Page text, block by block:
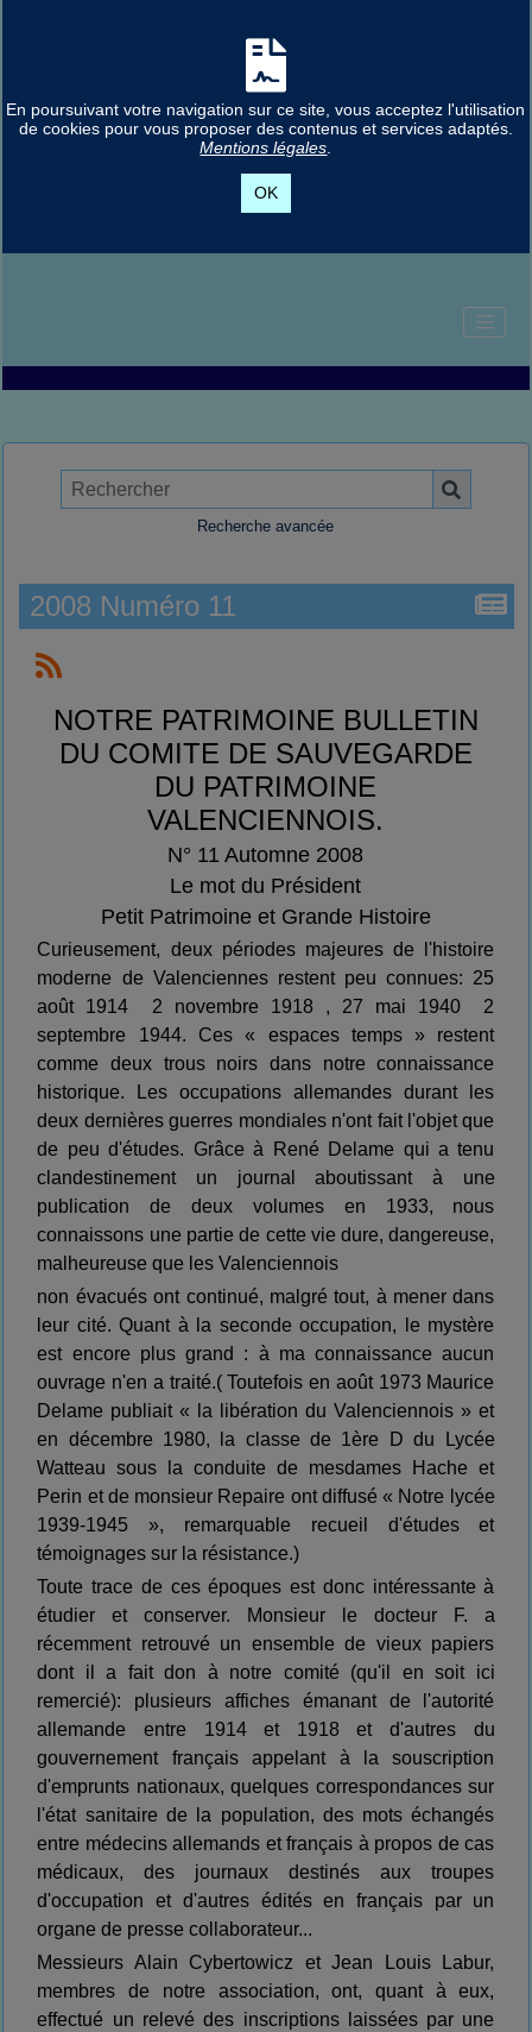
En poursuivant votre navigation sur ce site, vous acceptez l'utilisation
de cookies pour vous proposer des contenus et services adaptés.
Mentions légales
OK
Recherche avancée
2008 Numéro 11
NOTRE PATRIMOINE BULLETIN
DU COMITE DE SAUVEGARDE
DU PATRIMOINE
VALENCIENNOIS.
N° 11 Automne 2008
Le mot du Président
Petit Patrimoine et Grande Histoire
Curieusement, deux périodes majeures de l'histoire
moderne de Valenciennes restent peu connues: 25
août 1914  2 novembre 1918 , 27 mai 1940  2
septembre 1944. Ces « espaces temps » restent
comme deux trous noirs dans notre connaissance
historique. Les occupations allemandes durant les
deux dernières guerres mondiales n'ont fait l'objet que
de peu d'études. Grâce à René Delame qui a tenu
clandestinement un journal aboutissant à une
publication de deux volumes en 1933, nous
connaissons une partie de cette vie dure, dangereuse,
malheureuse que les Valenciennois
non évacués ont continué, malgré tout, à mener dans
leur cité. Quant à la seconde occupation, le mystère
est encore plus grand : à ma connaissance aucun
ouvrage n'en a traité.( Toutefois en août 1973 Maurice
Delame publiait « la libération du Valenciennois » et
en décembre 1980, la classe de 1ère D du Lycée
Watteau sous la conduite de mesdames Hache et
Perin et de monsieur Repaire ont diffusé « Notre lycée
1939-1945 », remarquable recueil d'études et
témoignages sur la résistance.)
Toute trace de ces époques est donc intéressante à
étudier et conserver. Monsieur le docteur F. a
récemment retrouvé un ensemble de vieux papiers
dont il a fait don à notre comité (qu'il en soit ici
remercié): plusieurs affiches émanant de l'autorité
allemande entre 1914 et 1918 et d'autres du
gouvernement français appelant à la souscription
d'emprunts nationaux, quelques correspondances sur
l'état sanitaire de la population, des mots échangés
entre médecins allemands et français à propos de cas
médicaux, des journaux destinés aux troupes
d'occupation et d'autres édités en français par un
organe de presse collaborateur...
Messieurs Alain Cybertowicz et Jean Louis Labur,
membres de notre association, ont, quant à eux,
effectué un relevé des inscriptions laissées par une